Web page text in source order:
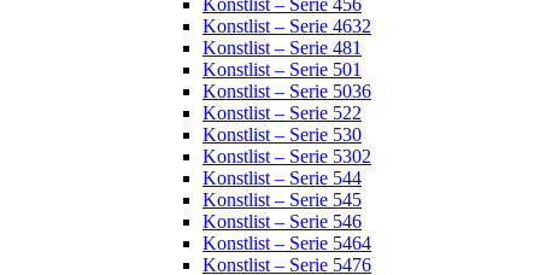
Konstlist – Serie 456
Konstlist – Serie 4632
Konstlist – Serie 481
Konstlist – Serie 501
Konstlist – Serie 5036
Konstlist – Serie 522
Konstlist – Serie 530
Konstlist – Serie 5302
Konstlist – Serie 544
Konstlist – Serie 545
Konstlist – Serie 546
Konstlist – Serie 5464
Konstlist – Serie 5476